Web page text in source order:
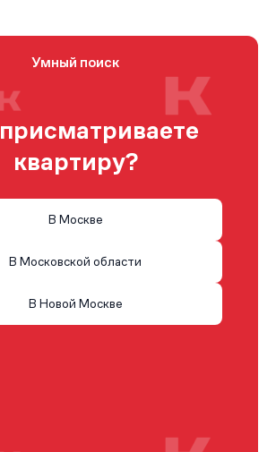
Умный поиск
квартиру?
В Москве
В Московской области
В Новой Москве